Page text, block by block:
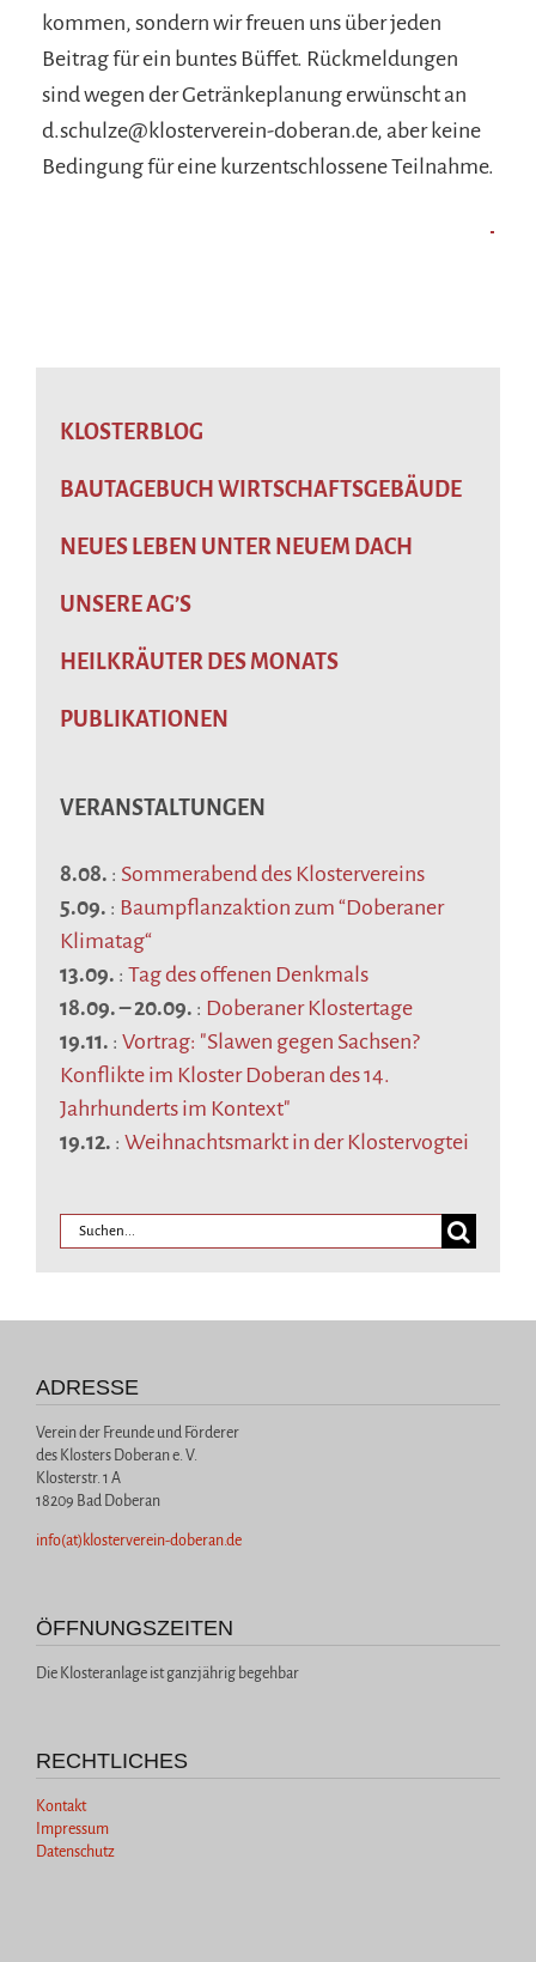
kommen, sondern wir freuen uns über jeden
Beitrag für ein buntes Büffet. Rückmeldungen
sind wegen der Getränkeplanung erwünscht an
d.schulze@klosterverein-doberan.de, aber keine
Bedingung für eine kurzentschlossene Teilnahme.
KLOSTERBLOG
BAUTAGEBUCH WIRTSCHAFTSGEBÄUDE
NEUES LEBEN UNTER NEUEM DACH
UNSERE AG’S
HEILKRÄUTER DES MONATS
PUBLIKATIONEN
VERANSTALTUNGEN
8.08. : Sommerabend des Klostervereins
5.09. : Baumpflanzaktion zum “Doberaner
Klimatag“
13.09. : Tag des offenen Denkmals
18.09. –20.09. : Doberaner Klostertage
19.11. : Vortrag: "Slawen gegen Sachsen?
Konflikte im Kloster Doberan des 14.
Jahrhunderts im Kontext"
19.12. : Weihnachtsmarkt in der Klostervogtei
ADRESSE
Verein der Freunde und Förderer
des Klosters Doberan e. V.
Klosterstr. 1 A
18209 Bad Doberan
info(at)klosterverein-doberan.de
ÖFFNUNGSZEITEN
Die Klosteranlage ist ganzjährig begehbar
RECHTLICHES
Kontakt
Impressum
Datenschutz